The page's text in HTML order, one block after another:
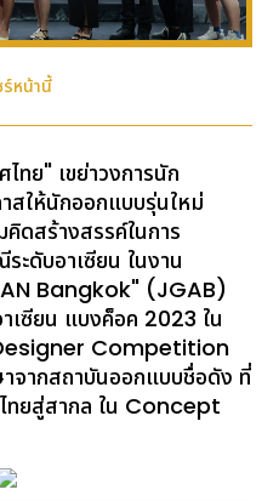
ร์หน้านี้
ทย" เขย่าวงการนัก
สให้นักออกแบบรุ่นใหม่
ดสร้างสรรค์ในการ
ะดับอาเซียน ในงาน
Bangkok" (JGAB)
เซียน แบงค็อค 2023 ใน
Competition
จากสถาบันออกแบบชื่อดัง ที่
ทยสู่สากล ใน Concept